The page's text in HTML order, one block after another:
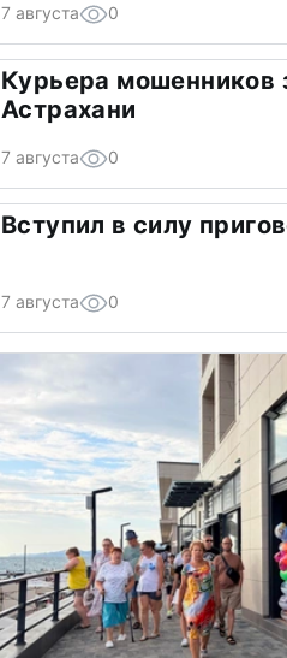
7 августа 0
Курьера мошенников
Астрахани
7 августа 0
Вступил в силу
7 августа 0